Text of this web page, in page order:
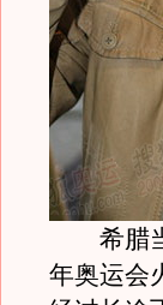
希腊当
年奥运会